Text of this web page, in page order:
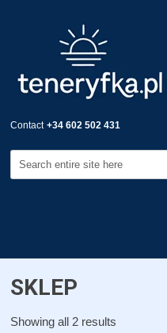
Contact +34 602 502 431
SKLEP
Showing all 2 results